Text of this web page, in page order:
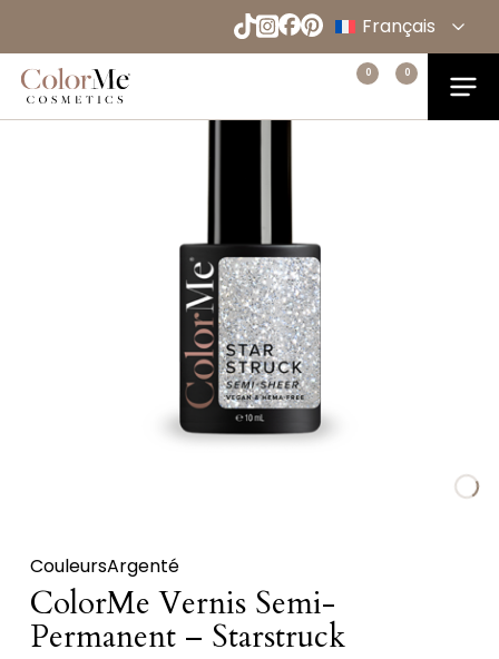
English
Español
Deutsch
Français
Home 0 0
CouleursArgenté
ColorMe Vernis Semi-
Permanent – Starstruck